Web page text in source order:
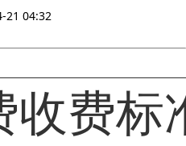
21 04:32
收费标